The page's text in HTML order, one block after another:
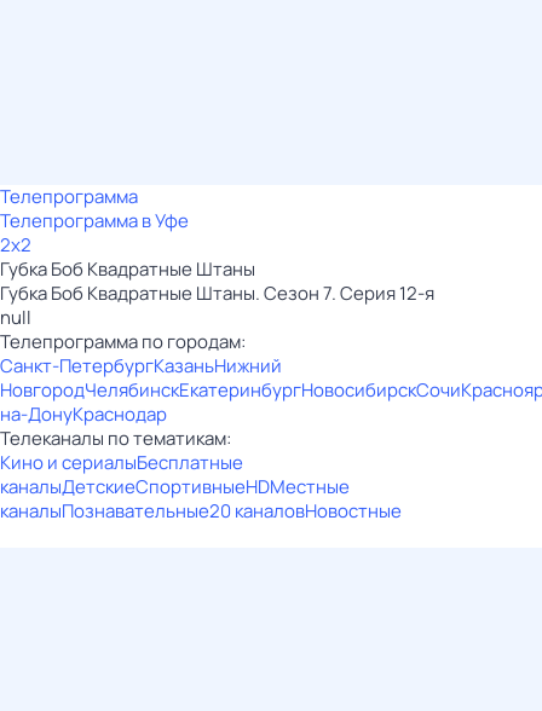
Телепрограмма
Телепрограмма в Уфе
2x2
Губка Боб Квадратные Штаны
Губка Боб Квадратные Штаны. Сезон 7. Серия 12-я
null
Телепрограмма по городам:
Санкт-ПетербургКазаньНижний
НовгородЧелябинскЕкатеринбургНовосибирскСочи
на-ДонуКраснодар
Телеканалы по тематикам:
Кино и сериалыБесплатные
каналыДетскиеСпортивныеHDМестные
каналыПознавательные20 каналовНовостные